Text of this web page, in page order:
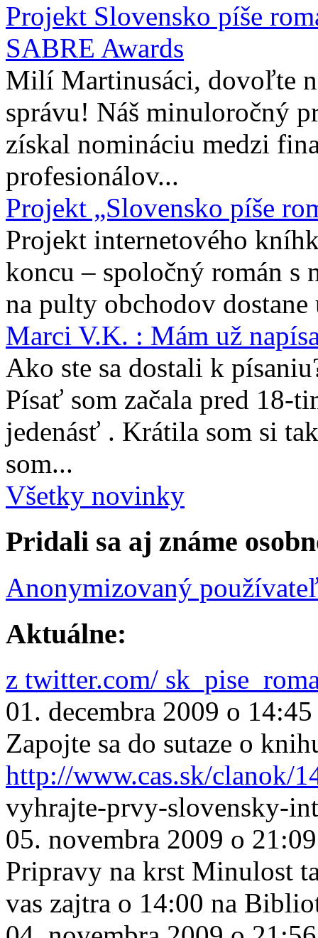
Projekt Slovensko píše
SABRE Awards
Milí Martinusáci, dovoľte
správu! Náš minuloročný
získal nomináciu medzi
profesionálov...
Projekt „Slovensko píše
Projekt internetového
koncu – spoločný román s
na pulty obchodov
Marci V.K. : Mám už
Ako ste sa dostali k
Písať som začala pred 18-
jedenásť . Krátila som si
som...
Všetky novinky
Pridali sa aj známe
Anonymizovaný
Aktuálne:
z twitter.com/
01. decembra 2009 o 14:45
Zapojte sa do sutaze o
http://www.cas.sk/clanok/
vyhrajte-prvy-slovensky-
05. novembra 2009 o 21:09
Pripravy na krst Minulost
vas zajtra o 14:00 na